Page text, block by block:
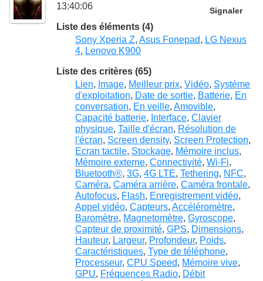
13:40:06
Signaler
Liste des éléments (4)
Sony Xperia Z, Asus Fonepad, LG Nexus
4, Lenovo K900
Liste des critères (65)
Lien, Image, Meilleur prix, Vidéo, Système
d'exploitation, Date de sortie, Batterie, En
conversation, En veille, Amovible,
Capacité batterie, Interface, Clavier
physique, Taille d'écran, Résolution de
l'écran, Screen density, Screen Protection,
Ecran tactile, Stockage, Mémoire inclus,
Mémoire externe, Connectivité, Wi-Fi,
Bluetooth®, 3G, 4G LTE, Tethering, NFC,
Caméra, Caméra arrière, Caméra frontale,
Autofocus, Flash, Enregistrement vidéo,
Appel vidéo, Capteurs, Accéléromètre,
Baromètre, Magnetomètre, Gyroscope,
Capteur de proximité, GPS, Dimensions,
Hauteur, Largeur, Profondeur, Poids,
Caractéristiques, Type de téléphone,
Processeur, CPU Speed, Mémoire vive,
GPU, Fréquences Radio, Débit